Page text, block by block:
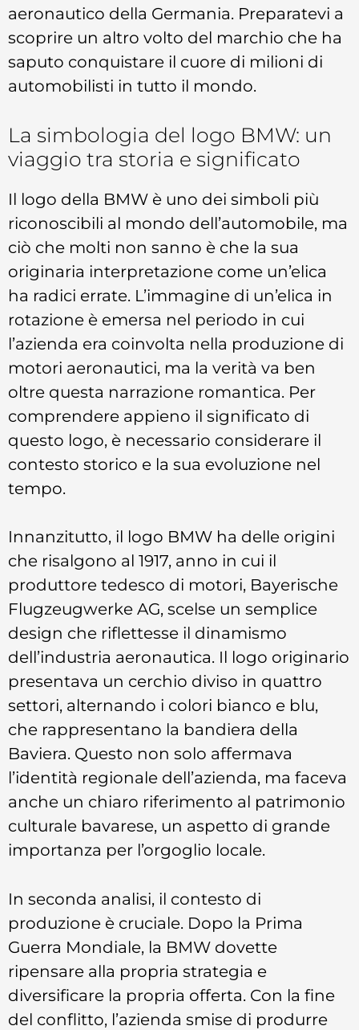
aeronautico della Germania. Preparatevi a
scoprire un altro volto del marchio che ha
saputo conquistare il cuore di milioni di
automobilisti in tutto il mondo.
La simbologia del logo BMW: un
viaggio tra storia e significato
Il logo della BMW è uno dei simboli più
riconoscibili al mondo dell’automobile, ma
ciò che molti non sanno è che la sua
originaria interpretazione come un’elica
ha radici errate. L’immagine di un’elica in
rotazione è emersa nel periodo in cui
l’azienda era coinvolta nella produzione di
motori aeronautici, ma la verità va ben
oltre questa narrazione romantica. Per
comprendere appieno il significato di
questo logo, è necessario considerare il
contesto storico e la sua evoluzione nel
tempo.
Innanzitutto, il logo BMW ha delle origini
che risalgono al 1917, anno in cui il
produttore tedesco di motori, Bayerische
Flugzeugwerke AG, scelse un semplice
design che riflettesse il dinamismo
dell’industria aeronautica. Il logo originario
presentava un cerchio diviso in quattro
settori, alternando i colori bianco e blu,
che rappresentano la bandiera della
Baviera. Questo non solo affermava
l’identità regionale dell’azienda, ma faceva
anche un chiaro riferimento al patrimonio
culturale bavarese, un aspetto di grande
importanza per l’orgoglio locale.
In seconda analisi, il contesto di
produzione è cruciale. Dopo la Prima
Guerra Mondiale, la BMW dovette
ripensare alla propria strategia e
diversificare la propria offerta. Con la fine
del conflitto, l’azienda smise di produrre